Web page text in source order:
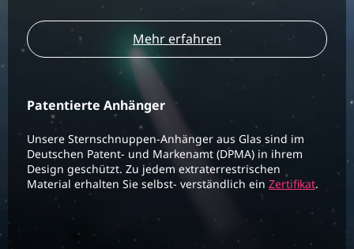
Mehr erfahren
Patentierte Anhänger
Unsere Sternschnuppen-Anhänger aus Glas sind im
Deutschen Patent- und Markenamt (DPMA) in ihrem
Design geschützt. Zu jedem extraterrestrischen
Material erhalten Sie selbst- verständlich ein Zertifikat.